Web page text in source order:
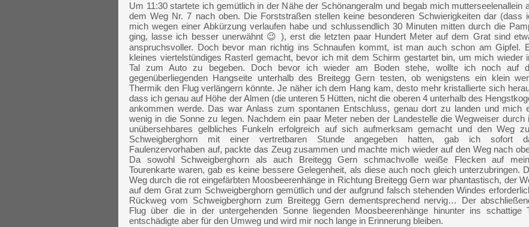
Um 11:30 startete ich gemütlich in der Nähe der Schönangeralm und begab mich mutterseelenallein
dem Weg Nr. 7 nach oben. Die Forststraßen stellen keine besonderen Schwierigkeiten dar (dass
mich wegen einer Abkürzung verlaufen habe und schlussendlich 30 Minuten mitten durch die
ging, lasse ich besser unerwähnt 😉 ), erst die letzten paar Hundert Meter auf dem Grat sind
anspruchsvoller. Doch bevor man richtig ins Schnaufen kommt, ist man auch schon am Gipfel.
kleines viertelstündiges Rasterl gemacht, bevor ich mit dem Schirm gestartet bin, um mich wieder
Tal zum Auto zu begeben. Doch bevor ich wieder am Boden stehe, wollte ich noch auf
gegenüberliegenden Hangseite unterhalb des Breitegg Gern testen, ob wenigstens ein klein
Thermik den Flug verlängern könnte. Je näher ich dem Hang kam, desto mehr kristallierte sich
dass ich genau auf Höhe der Almen (die unteren 5 Hütten, nicht die oberen 4 unterhalb des
ankommen werde. Das war Anlass zum spontanen Entschluss, genau dort zu landen und mich
wenig in die Sonne zu legen. Nachdem ein paar Meter neben der Landestelle die Wegweiser durch
unübersehbares gelbliches Funkeln erfolgreich auf sich aufmerksam gemacht und den Weg
Schweigberghorn mit einer vertretbaren Stunde angegeben hatten, gab ich sofort
Faulenzervorhaben auf, packte das Zeug zusammen und machte mich wieder auf den Weg nach
Da sowohl Schweigberghorn als auch Breitegg Gern schmachvolle weiße Flecken auf
Tourenkarte waren, gab es keine bessere Gelegenheit, als diese auch noch gleich unterzubringen.
Weg durch die rot eingefärbten Moosbeerenhänge in Richtung Breitegg Gern war phantastisch, der
auf dem Grat zum Schweigberghorn gemütlich und der aufgrund falsch stehenden Windes
Rückweg vom Schweigberghorn zum Breitegg Gern dementsprechend nervig… Der
Flug über die in der untergehenden Sonne liegenden Moosbeerenhänge hinunter ins schattige
entschädigte aber für den Umweg und wird mir noch lange in Erinnerung bleiben.